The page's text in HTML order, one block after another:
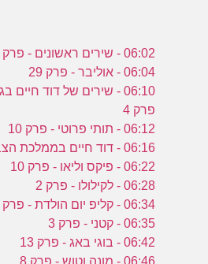
06:02 - שירים ראשונים - פרק 919
06:04 - אוליבר - פרק 29
06:10 - שירים של דוד חיים
פרק 4
06:12 - תותי פרוטי - פרק 10
06:16 - דוד חיים בממלכת הצבעים - פרק 5
06:22 - פיקס וליאו - פרק 10
06:28 - לקילולו - פרק 2
06:34 - קליפ יום הולדת - פרק 275
06:35 - קטני - פרק 3
06:42 - בוגי באג - פרק 13